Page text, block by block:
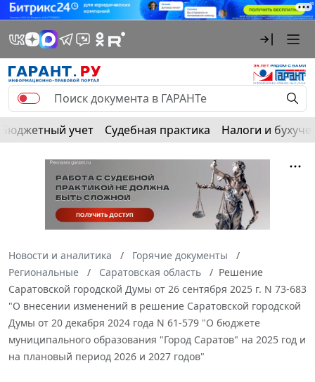
Бюджетный учет Судебная практика Налоги и
Новости и аналитика
Горячие документы
Региональные
Саратовская область
Решение
Саратовской городской Думы от 26 сентября 2025 г. N 73-683
"О внесении изменений в решение Саратовской городской
Думы от 20 декабря 2024 года N 61-579 "О бюджете
муниципального образования "Город Саратов" на 2025 год и
на плановый период 2026 и 2027 годов"